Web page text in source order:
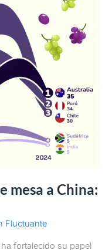
mesa a China:
Fluctuante
fortalecido su papel